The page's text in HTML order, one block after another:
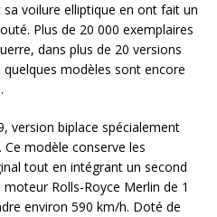
voilure elliptique en ont fait un
Plus de 20 000 exemplaires
dans plus de 20 versions
quelques modèles sont encore
version biplace spécialement
modèle conserve les
tout en intégrant un second
Rolls-Royce Merlin de 1
environ 590 km/h. Doté de